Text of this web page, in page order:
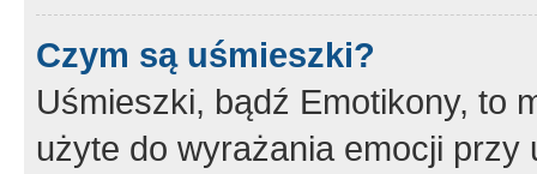
Czym są uśmieszki?
Uśmieszki, bądź Emotikony, to
użyte do wyrażania emocji